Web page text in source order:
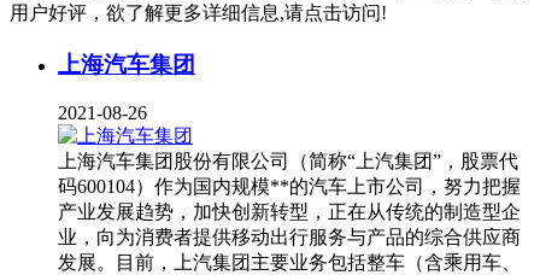
用户好评，欲了解更多详细信息,请点击访问!
上海汽车集团
2021-08-26
上海汽车集团股份有限公司（简称“上汽集团”，股票代
码600104）作为国内规模**的汽车上市公司，努力把握
产业发展趋势，加快创新转型，正在从传统的制造型企
业，向为消费者提供移动出行服务与产品的综合供应商
发展。目前，上汽集团主要业务包括整车（含乘用车、